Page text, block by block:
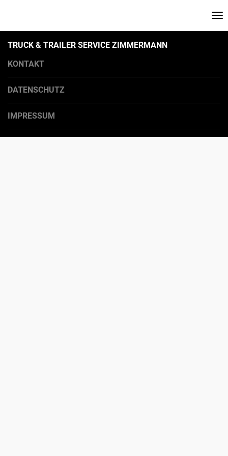
TRUCK & TRAILER SERVICE ZIMMERMANN
KONTAKT
DATENSCHUTZ
IMPRESSUM